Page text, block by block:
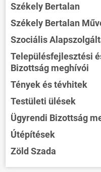
Székely Bertalan
Székely Bertalan
Szociális
Településfejlesztési
Bizottság meghívói
Tények és tévhitek
Testületi ülések
Ügyrendi Bizottság
Útépítések
Zöld Szada